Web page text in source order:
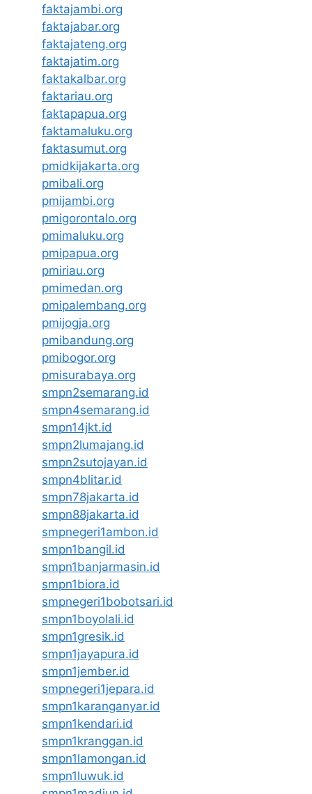
faktajambi.org
faktajabar.org
faktajateng.org
faktajatim.org
faktakalbar.org
faktariau.org
faktapapua.org
faktamaluku.org
faktasumut.org
pmidkijakarta.org
pmibali.org
pmijambi.org
pmigorontalo.org
pmimaluku.org
pmipapua.org
pmiriau.org
pmimedan.org
pmipalembang.org
pmijogja.org
pmibandung.org
pmibogor.org
pmisurabaya.org
smpn2semarang.id
smpn4semarang.id
smpn14jkt.id
smpn2lumajang.id
smpn2sutojayan.id
smpn4blitar.id
smpn78jakarta.id
smpn88jakarta.id
smpnegeri1ambon.id
smpn1bangil.id
smpn1banjarmasin.id
smpn1biora.id
smpnegeri1bobotsari.id
smpn1boyolali.id
smpn1gresik.id
smpn1jayapura.id
smpn1jember.id
smpnegeri1jepara.id
smpn1karanganyar.id
smpn1kendari.id
smpn1kranggan.id
smpn1lamongan.id
smpn1luwuk.id